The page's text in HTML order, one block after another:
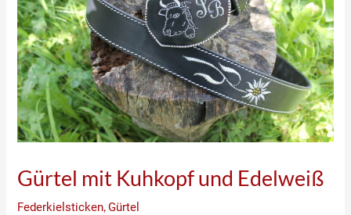
Gürtel mit Kuhkopf und Edelweiß
Federkielsticken,Gürtel